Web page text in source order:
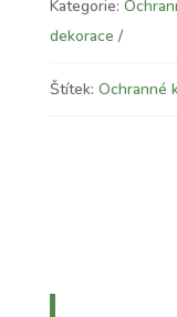
Kategorie:
dekorace
Štítek: Ochranné